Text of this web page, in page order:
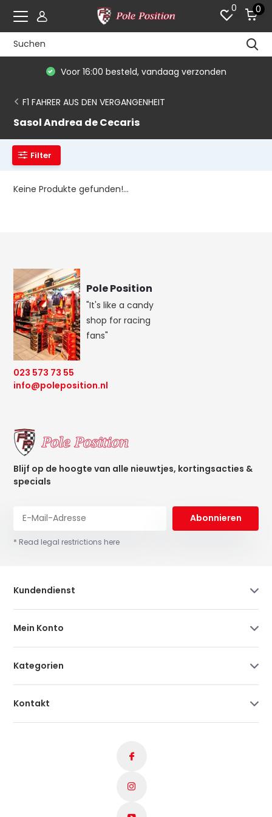
0 0
Voor 16:00 besteld, vandaag verzonden
F1 FAHRER AUS DEN VERGANGENHEIT
Sasol Andrea de Cecaris
Filter
Keine Produkte gefunden!...
Pole Position
"It's like a candy
shop for racing
fans"
023 573 73 55
info@poleposition.nl
Blijf op de hoogte van alle nieuwtjes, kortingsacties &
specials
Abonnieren
* Read legal restrictions here
Kundendienst
Mein Konto
Kategorien
Kontakt